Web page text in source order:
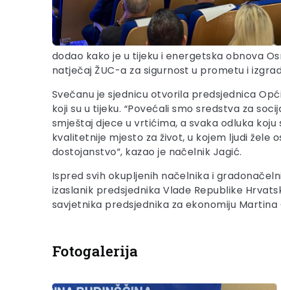
dodao kako je u tijeku i energetska obnova
natječaj ŽUC-a za sigurnost u prometu i
Svečanu je sjednicu otvorila predsjednica
koji su u tijeku. “Povećali smo sredstva za
smještaj djece u vrtićima, a svaka odluka
kvalitetnije mjesto za život, u kojem ljudi žele
dostojanstvo”, kazao je načelnik Jagić.
Ispred svih okupljenih načelnika i
izaslanik predsjednika Vlade Republike
savjetnika predsjednika za ekonomiju Martina
Fotogalerija